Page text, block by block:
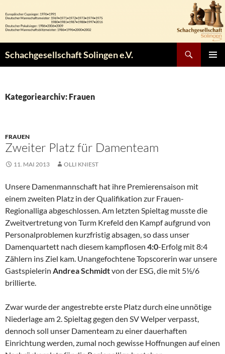
Inhalt
springen
Schachgesellschaft Solingen e.V.
Kategoriearchiv: Frauen
FRAUEN
Zweiter Platz für Damenteam
11. MAI 2013 OLLI KNIEST
Unsere Damenmannschaft hat ihre Premierensaison mit
einem zweiten Platz in der Qualifikation zur Frauen-
Regionalliga abgeschlossen. Am letzten Spieltag musste die
Zweitvertretung von Turm Krefeld den Kampf aufgrund von
Personalproblemen kurzfristig absagen, so dass unser
Damenquartett nach diesem kampflosen 4:0-Erfolg mit 8:4
Zählern ins Ziel kam. Unangefochtene Topscorerin war unsere
Gastspielerin Andrea Schmidtvon der ESG, die mit 5½/6
brillierte.
Zwar wurde der angestrebte erste Platz durch eine unnötige
Niederlage am 2. Spieltag gegen den SV Welper verpasst,
dennoch soll unser Damenteam zu einer dauerhaften
Einrichtung werden, zumal noch gewisse Hoffnungen auf einen